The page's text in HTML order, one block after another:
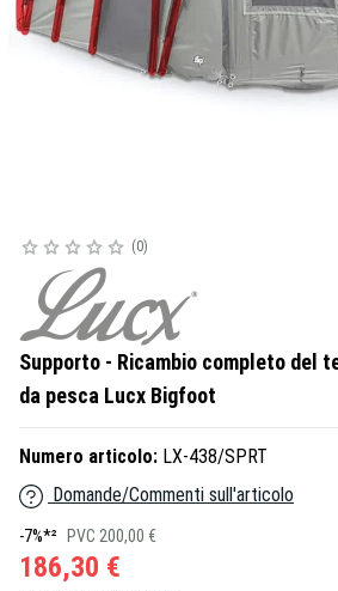
0
Supporto - Ricambio completo del
da pesca Lucx Bigfoot
Numero articolo: LX-438/SPRT
Domande/Commenti sull'articolo
-7%*² PVC 200,00 €
186,30 €